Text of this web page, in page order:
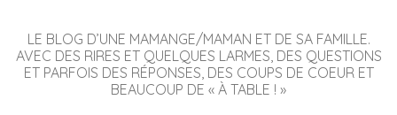
LE BLOG D’UNE MAMANGE/MAMAN ET DE SA FAMILLE.
AVEC DES RIRES ET QUELQUES LARMES, DES QUESTIONS
ET PARFOIS DES RÉPONSES, DES COUPS DE COEUR ET
BEAUCOUP DE « À TABLE ! »